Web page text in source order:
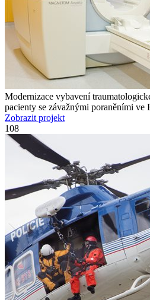
Modernizace vybavení
pacienty se závažnými poraněními
Zobrazit projekt
108